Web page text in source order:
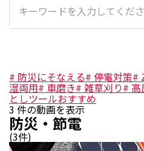
# 防災にそなえる# 停電対策#
湿両用# 車磨き# 雑草刈り# 高
としツールおすすめ
3 件の動画を表示
防災・節電
(3件)